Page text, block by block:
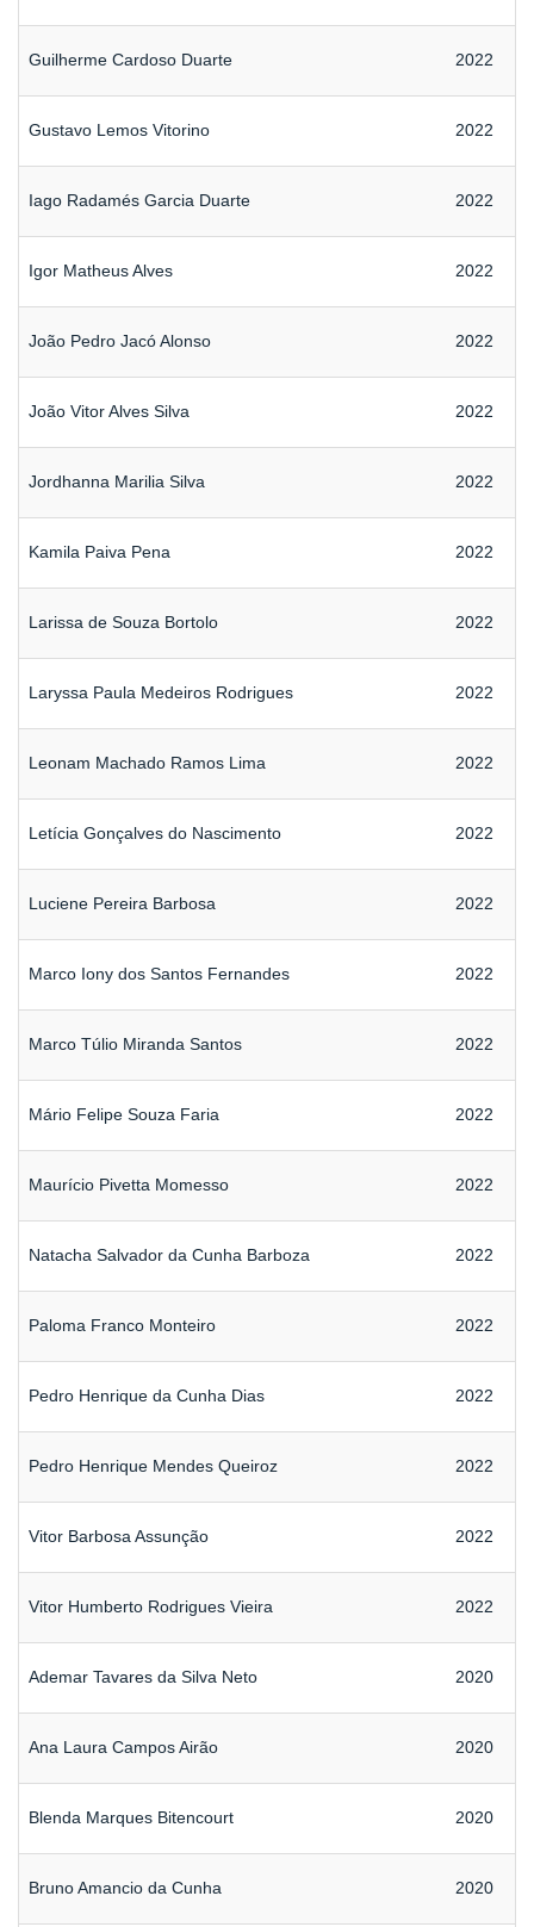
Guilherme Cardoso Duarte 2022
Gustavo Lemos Vitorino 2022
Iago Radamés Garcia Duarte 2022
Igor Matheus Alves 2022
João Pedro Jacó Alonso 2022
João Vitor Alves Silva 2022
Jordhanna Marilia Silva 2022
Kamila Paiva Pena 2022
Larissa de Souza Bortolo 2022
Laryssa Paula Medeiros Rodrigues 2022
Leonam Machado Ramos Lima 2022
Letícia Gonçalves do Nascimento 2022
Luciene Pereira Barbosa 2022
Marco Iony dos Santos Fernandes 2022
Marco Túlio Miranda Santos 2022
Mário Felipe Souza Faria 2022
Maurício Pivetta Momesso 2022
Natacha Salvador da Cunha Barboza 2022
Paloma Franco Monteiro 2022
Pedro Henrique da Cunha Dias 2022
Pedro Henrique Mendes Queiroz 2022
Vitor Barbosa Assunção 2022
Vitor Humberto Rodrigues Vieira 2022
Ademar Tavares da Silva Neto 2020
Ana Laura Campos Airão 2020
Blenda Marques Bitencourt 2020
Bruno Amancio da Cunha 2020